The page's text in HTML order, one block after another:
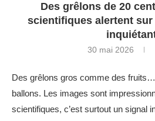
Des grêlons de 20
scientifiques alertent
30 mai 2026
Des grêlons gros comme des
ballons. Les images sont
scientifiques, c’est surtout un signal